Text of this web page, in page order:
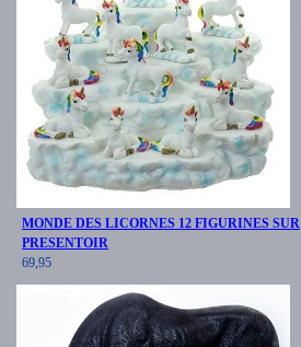
MONDE DES LICORNES 12 FIGURINES SUR
PRESENTOIR
69,95